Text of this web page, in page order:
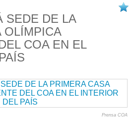
SEDE DE LA
OLÍMPICA
COA EN EL
Prensa COA